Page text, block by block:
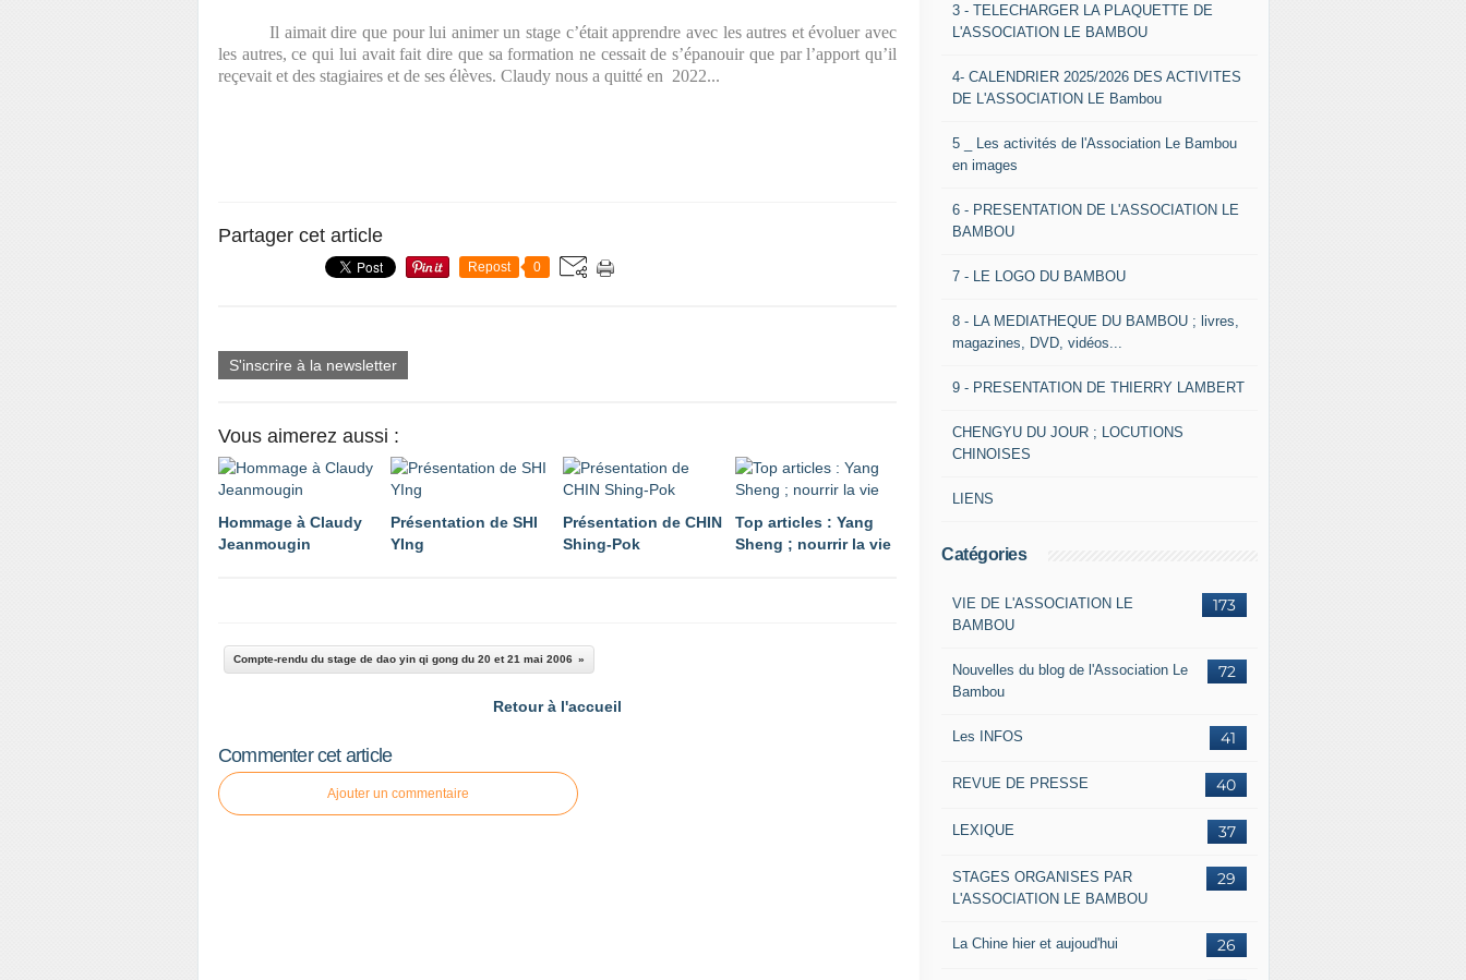
Il aimait dire que pour lui animer un stage c’était apprendre avec les autres et évoluer avec
les autres, ce qui lui avait fait dire que sa formation ne cessait de s’épanouir que par l’apport qu’il
reçevait et des stagiaires et de ses élèves. Claudy nous a quitté en 2022...
Partager cet article
Repost 0
S'inscrire à la newsletter
Vous aimerez aussi :
Hommage à Claudy
Jeanmougin
Présentation de SHI
YIng
Présentation de CHIN
Shing-Pok
Top articles : Yang
Sheng ; nourrir la vie
Compte-rendu du stage de dao yin qi gong du 20 et 21 mai 2006
Retour à l'accueil
Commenter cet article
Ajouter un commentaire
3 - TELECHARGER LA PLAQUETTE DE
L'ASSOCIATION LE BAMBOU
4- CALENDRIER 2025/2026 DES ACTIVITES
DE L'ASSOCIATION LE Bambou
5 _ Les activités de l'Association Le Bambou
en images
6 - PRESENTATION DE L'ASSOCIATION LE
BAMBOU
7 - LE LOGO DU BAMBOU
8 - LA MEDIATHEQUE DU BAMBOU ; livres,
magazines, DVD, vidéos...
9 - PRESENTATION DE THIERRY LAMBERT
CHENGYU DU JOUR ; LOCUTIONS
CHINOISES
LIENS
Catégories
173
VIE DE L'ASSOCIATION LE
BAMBOU
72
Nouvelles du blog de l'Association Le
Bambou
41
Les INFOS
40
REVUE DE PRESSE
37
LEXIQUE
29
STAGES ORGANISES PAR
L'ASSOCIATION LE BAMBOU
26
La Chine hier et aujoud'hui